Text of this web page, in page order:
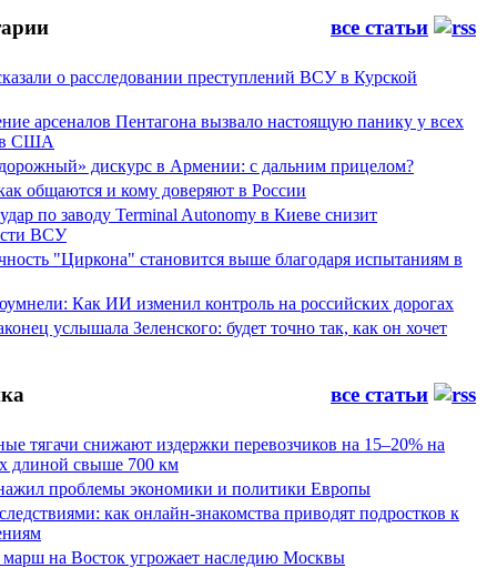
все статьи
о расследовании преступлений ВСУ в Курской
арсеналов Пентагона вызвало настоящую панику у всех
США
дискурс в Армении: с дальним прицелом?
общаются и кому доверяют в России
по заводу Terminal Autonomy в Киеве снизит
ВСУ
"Циркона" становится выше благодаря испытаниям в
Как ИИ изменил контроль на российских дорогах
услышала Зеленского: будет точно так, как он хочет
все статьи
тягачи снижают издержки перевозчиков на 15–20% на
длиной свыше 700 км
проблемы экономики и политики Европы
как онлайн-знакомства приводят подростков к
на Восток угрожает наследию Москвы